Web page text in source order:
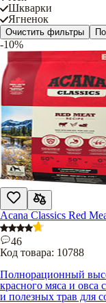
Шкварки
Ягненок
Очистить фильтры
-10%
Acana Classics Red
46
Код товара: 10788
Полнорационный
красного мяса и
и полезных трав для